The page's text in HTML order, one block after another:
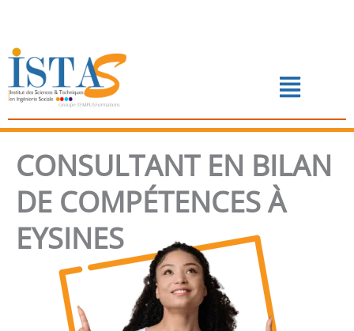
contenu
Menu
📅 PRENDRE RENDEZ-VOUS
CONSULTANT EN BILAN
DE COMPÉTENCES À
EYSINES